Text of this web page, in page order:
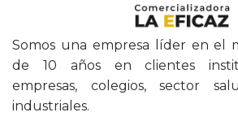
Somos una empresa líder en el
de 10 años en clientes
empresas, colegios, sector
industriales.